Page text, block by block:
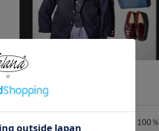
商品スペック
コットン 100％